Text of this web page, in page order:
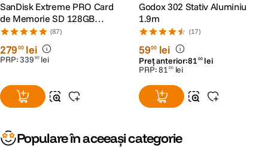
SanDisk Extreme PRO Card
de Memorie SD 128GB
SDXC UHS-I Class 10 U3 V30
+ 2 Ani RescuePRO Deluxe
(87)
27900 lei
PRP:339 90 lei
Godox 302 Stativ Aluminiu
1.9m
(17)
5900 lei
Preț anterior:81 00 lei
PRP:81 00 lei
Populare în aceeași categorie